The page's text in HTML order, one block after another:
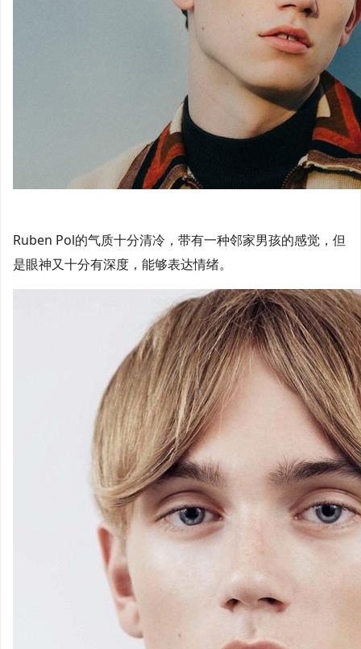
Ruben Pol的气质十分清冷，带有一种邻家男孩的感觉，但
是眼神又十分有深度，能够表达情绪。